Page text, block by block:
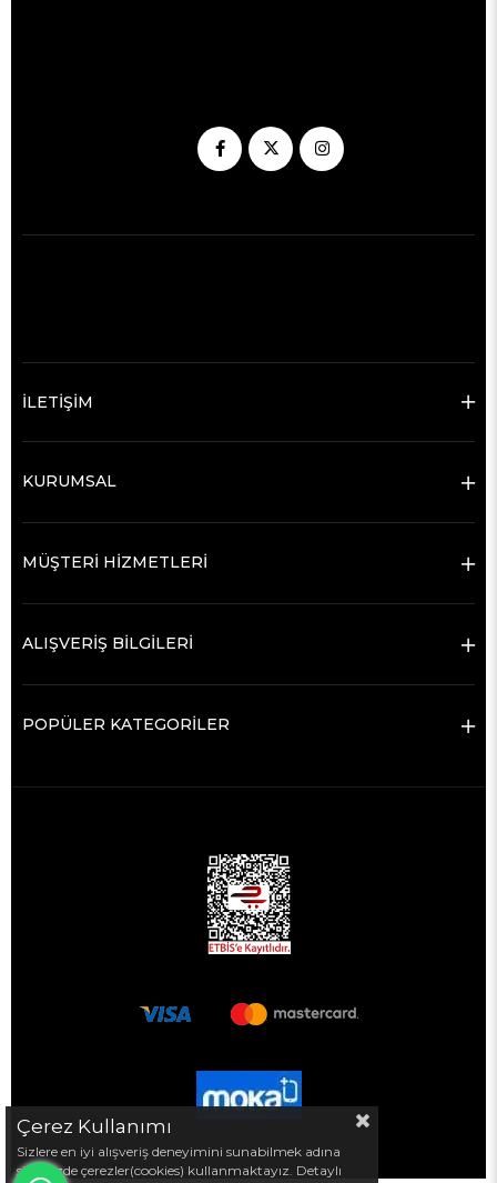
İLETİŞİM
KURUMSAL
MÜŞTERİ HİZMETLERİ
ALIŞVERİŞ BİLGİLERİ
POPÜLER KATEGORİLER
Çerez Kullanımı
Sizlere en iyi alışveriş deneyimini sunabilmek adına
sitemizde çerezler(cookies) kullanmaktayız. Detaylı